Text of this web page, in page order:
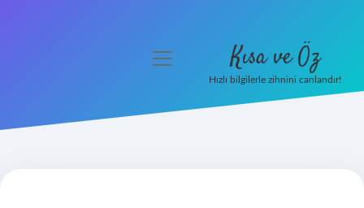
menüyü
Kısa ve Öz
Hızlı bilgilerle zihnini canlandır!